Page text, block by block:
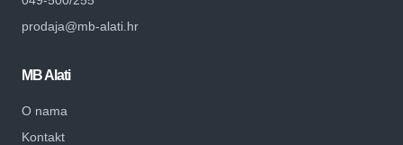
prodaja@mb-alati.hr
MB Alati
O nama
Kontakt